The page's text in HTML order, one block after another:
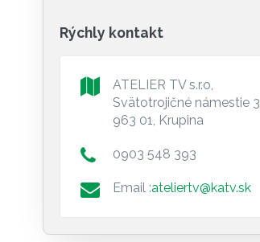
Rýchly kontakt
ATELIER TV s.r.o,
Svätotrojičné námestie 3
963 01, Krupina
0903 548 393
Email :ateliertv@katv.sk